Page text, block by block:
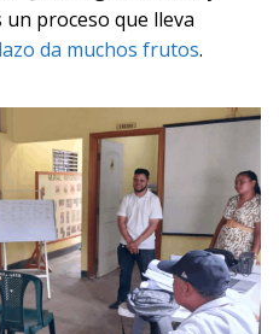
un proceso que lleva
da muchos frutos.